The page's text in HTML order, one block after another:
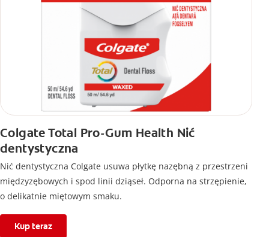
Colgate Total Pro-Gum Health Nić
dentystyczna
Nić dentystyczna Colgate usuwa płytkę nazębną z przestrzeni
międzyzębowych i spod linii dziąseł. Odporna na strzępienie,
o delikatnie miętowym smaku.
Kup teraz